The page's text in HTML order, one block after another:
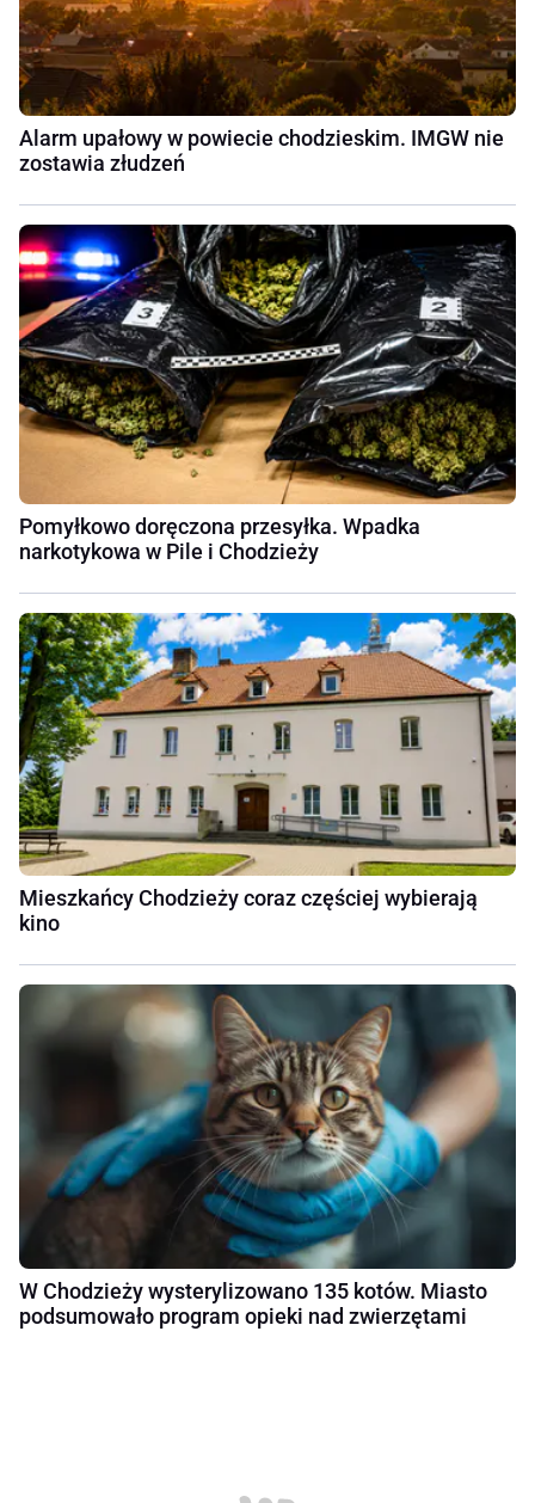
Alarm upałowy w powiecie chodzieskim. IMGW nie
zostawia złudzeń
Pomyłkowo doręczona przesyłka. Wpadka
narkotykowa w Pile i Chodzieży
Mieszkańcy Chodzieży coraz częściej wybierają
kino
W Chodzieży wysterylizowano 135 kotów. Miasto
podsumowało program opieki nad zwierzętami